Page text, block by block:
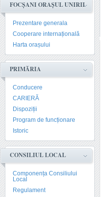
FOCȘANI ORAȘUL UNIRII
Prezentare generala
Cooperare internațională
Harta orașului
PRIMĂRIA
Conducere
CARIERĂ
Dispoziții
Program de funcționare
Istoric
CONSILIUL LOCAL
Componența Consiliului
Local
Regulament